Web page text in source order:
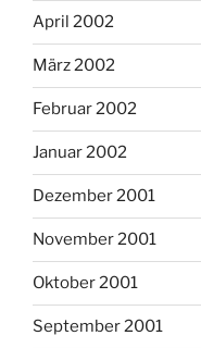
April 2002
März 2002
Februar 2002
Januar 2002
Dezember 2001
November 2001
Oktober 2001
September 2001